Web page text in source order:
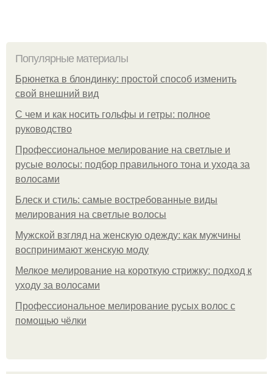
Популярные материалы
Брюнетка в блондинку: простой способ изменить
свой внешний вид
С чем и как носить гольфы и гетры: полное
руководство
Профессиональное мелирование на светлые и
русые волосы: подбор правильного тона и ухода за
волосами
Блеск и стиль: самые востребованные виды
мелирования на светлые волосы
Мужской взгляд на женскую одежду: как мужчины
воспринимают женскую моду
Мелкое мелирование на короткую стрижку: подход к
уходу за волосами
Профессиональное мелирование русых волос с
помощью чёлки